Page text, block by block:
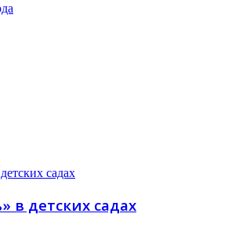
в детских садах